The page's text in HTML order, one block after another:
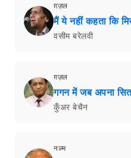
ग़ज़ल
मैं ये नहीं कहता कि
वसीम बरेलवी
ग़ज़ल
गगन में जब अपना
कुँअर बेचैन
नज़्म